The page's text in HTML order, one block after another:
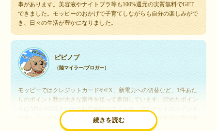
事があります。美容液やナイトブラ等も100%還元の実質無料でGET
できました。モッピーのおかげで子育てしながらも自分の楽しみがで
き、日々の生活が豊かになりました。
続きを読む
ピピノブ
（陸マイラー/ブロガー）
モッピーではクレジットカードやFX、新電力への切替など、1件あた
りのポイント数が大きな案件を狙って参加しています。貯めたポイン
交換しています。このようにすることで、ほぼ無料で年数回の国内旅
行や海外旅行を実現しています。モッピーは陸マイラーや旅行好きに